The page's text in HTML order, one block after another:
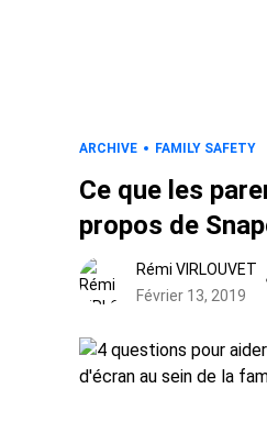
ARCHIVE FAMILY SAFETY
Ce que les
propos de
Rémi VIRLOUVET
Février 13, 2019